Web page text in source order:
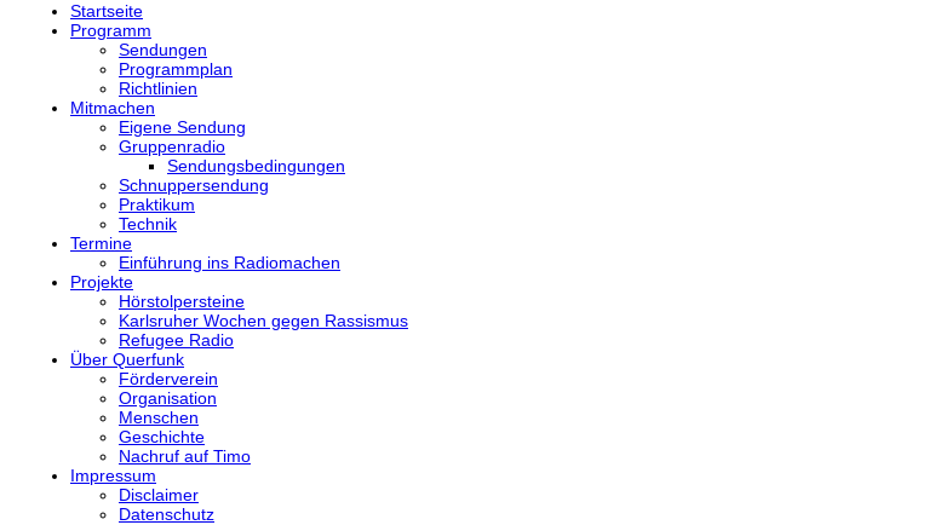
Startseite
Programm
Sendungen
Programmplan
Richtlinien
Mitmachen
Eigene Sendung
Gruppenradio
Sendungsbedingungen
Schnuppersendung
Praktikum
Technik
Termine
Einführung ins Radiomachen
Projekte
Hörstolpersteine
Karlsruher Wochen gegen Rassismus
Refugee Radio
Über Querfunk
Förderverein
Organisation
Menschen
Geschichte
Nachruf auf Timo
Impressum
Disclaimer
Datenschutz